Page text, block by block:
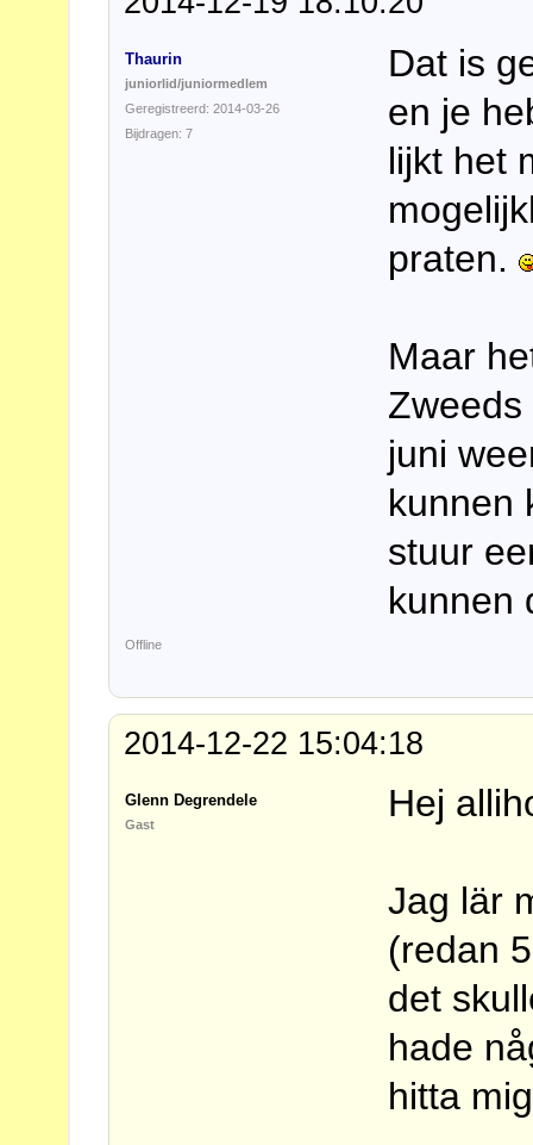
Thaurin
juniorlid/juniormedlem
Geregistreerd: 2014-03-26
Bijdragen: 7
Dat is
en je
lijkt het
praten.
Maar
juni
kunnen
stuur
kunnen
Offline
2014-12-22 15:04:18
Glenn Degrendele
Gast Hej
Jag lär
(redan
det
hade
hitta